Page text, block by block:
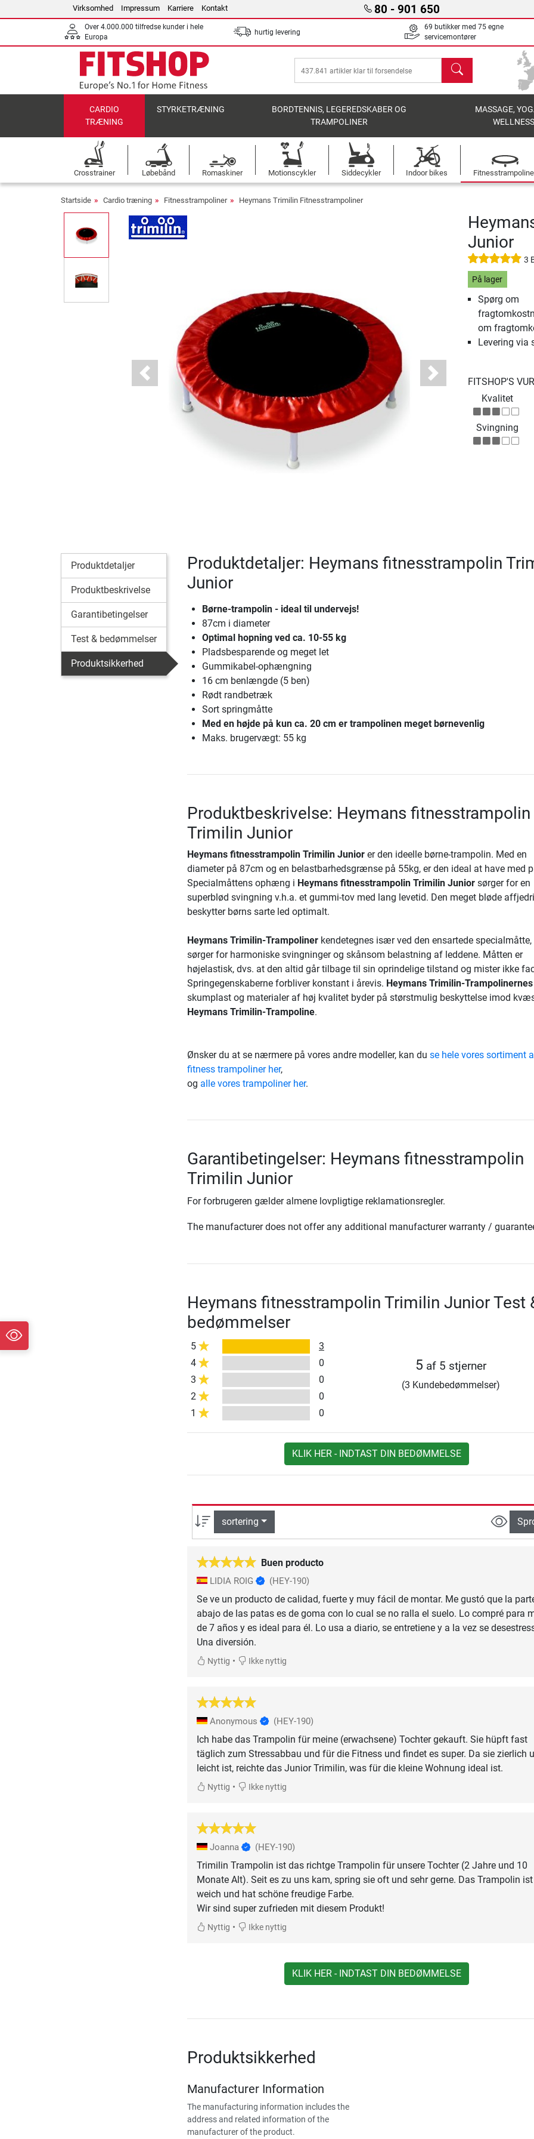
Virksomhed Impressum Karriere Kontakt 80 - 901 650
Over 4.000.000 tilfredse kunder i hele
Europa
hurtig levering
69 butikker med 75 egne
servicemontører
søg
CARDIO
TRÆNING
STYRKETRÆNING
BORDTENNIS, LEGEREDSKABER OG
TRAMPOLINER
MASSAGE,
Crosstrainer Løbebånd Romaskiner Motionscykler Siddecykler Indoor bikes
Startside Cardio træning Fitnesstrampoliner Heymans Trimilin Fitnesstrampoliner
Previous Next
Junior
3
På lager
Spørg om
om
Levering via
FITSHOP'S
Kvalitet
Svingning
Produktdetaljer
Produktbeskrivelse
Garantibetingelser
Test & bedømmelser
Produktsikkerhed
Produktdetaljer: Heymans fitnesstrampolin
Junior
Børne-trampolin - ideal til undervejs!
87cm i diameter
Optimal hopning ved ca. 10-55 kg
Pladsbesparende og meget let
Gummikabel-ophængning
16 cm benlængde (5 ben)
Rødt randbetræk
Sort springmåtte
Med en højde på kun ca. 20 cm er trampolinen meget børnevenlig
Maks. brugervægt: 55 kg
Produktbeskrivelse: Heymans fitnesstrampolin
Trimilin Junior
Heymans fitnesstrampolin Trimilin Juniorer den ideelle børne-trampolin. Med en
diameter på 87cm og en belastbarhedsgrænse på 55kg, er den ideal at have med
Specialmåttens ophæng i Heymans fitnesstrampolin Trimilin Juniorsørger for en
superblød svingning v.h.a. et gummi-tov med lang levetid. Den meget bløde
beskytter børns sarte led optimalt.
Heymans Trimilin-Trampolinerkendetegnes især ved den ensartede specialmåtte,
sørger for harmoniske svingninger og skånsom belastning af leddene. Måtten er
højelastisk, dvs. at den altid går tilbage til sin oprindelige tilstand og mister ikke
Springegenskaberne forbliver konstant i årevis. Heymans Trimilin-Trampolinernes
skumplast og materialer af høj kvalitet byder på størstmulig beskyttelse imod
Heymans Trimilin-Trampoline.
Ønsker du at se nærmere på vores andre modeller, kan du se hele vores sortiment
fitness trampoliner her,
og alle vores trampoliner her.
Garantibetingelser: Heymans fitnesstrampolin
Trimilin Junior
For forbrugeren gælder almene lovpligtige reklamationsregler.
The manufacturer does not offer any additional manufacturer warranty /
Heymans fitnesstrampolin Trimilin Junior Test
bedømmelser
5
3
4
0
3
0
2
0
1
0
5 af 5 stjerner
(3 Kundebedømmelser)
KLIK HER - INDTAST DIN BEDØMMELSE
sortering
Buen producto
LIDIA ROIG (HEY-190)
Se ve un producto de calidad, fuerte y muy fácil de montar. Me gustó que la
abajo de las patas es de goma con lo cual se no ralla el suelo. Lo compré para
de 7 años y es ideal para él. Lo usa a diario, se entretiene y a la vez se
Nyttig • Ikke nyttig
Anonymous (HEY-190)
Ich habe das Trampolin für meine (erwachsene) Tochter gekauft. Sie hüpft fast
täglich zum Stressabbau und für die Fitness und findet es super. Da sie zierlich
leicht ist, reichte das Junior Trimilin, was für die kleine Wohnung ideal ist.
Nyttig • Ikke nyttig
Joanna (HEY-190)
Trimilin Trampolin ist das richtge Trampolin für unsere Tochter (2 Jahre und 10
Monate Alt). Seit es zu uns kam, spring sie oft und sehr gerne. Das Trampolin
weich und hat schöne freudige Farbe.
Wir sind super zufrieden mit diesem Produkt!
Nyttig • Ikke nyttig
KLIK HER - INDTAST DIN BEDØMMELSE
Produktsikkerhed
Manufacturer Information
The manufacturing information includes the
address and related information of the
manufacturer of the product.